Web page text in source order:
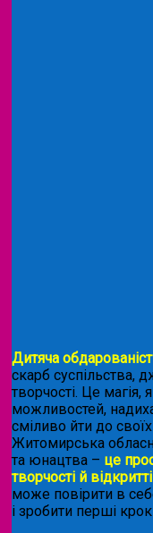
Дитяча
скарб суспільства,
творчості. Це магія,
можливостей,
сміливо йти до
Житомирська
та юнацтва – це
творчості й
може повірити в
і зробити перші